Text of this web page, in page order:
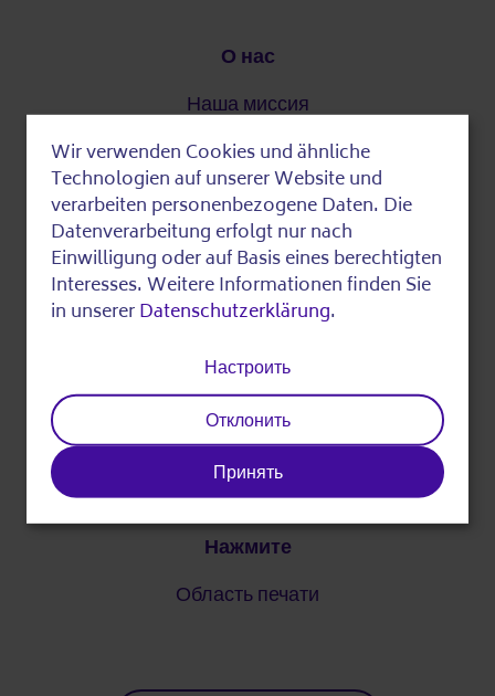
О нас
Наша миссия
Об AWO
Цифровая стратегия
DigitalPakt Alter
Партнер
Наши партнеры
Нажмите
Область печати
Use
of
personal
data
and
Wir verwenden Cookies und ähnliche
Technologien auf unserer Website und
verarbeiten personenbezogene Daten. Die
Datenverarbeitung erfolgt nur nach
Einwilligung oder auf Basis eines berechtigten
Interesses. Weitere Informationen finden Sie
in unsererDatenschutzerklärung.
Настроить
Отклонить
Принять